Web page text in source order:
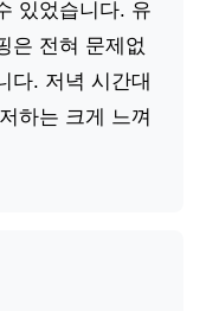
있었습니다. 유
은 전혀 문제없
다. 저녁 시간대
하는 크게 느껴